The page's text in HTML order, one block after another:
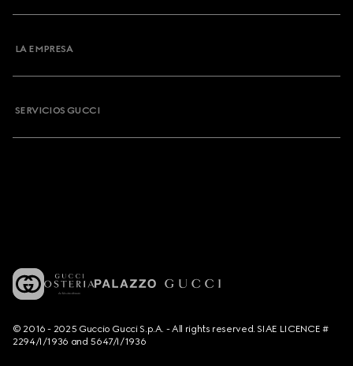
LA EMPRESA
SERVICIOS GUCCI
© 2016 - 2025 Guccio Gucci S.p.A. - All rights reserved. SIAE LICENCE #
2294/I/1936 and 5647/I/1936